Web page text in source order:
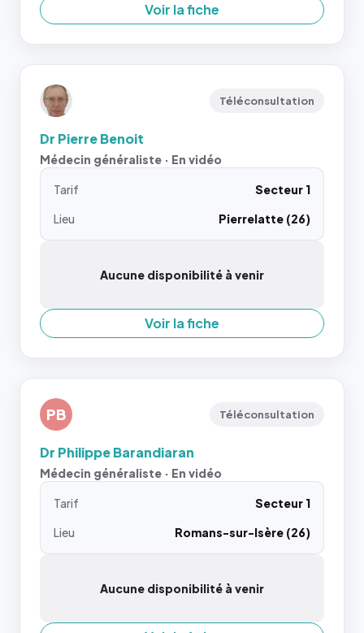
Voir la fiche
Téléconsultation
Dr Pierre Benoit
Médecin généraliste · En vidéo
Tarif
Secteur 1
Lieu
Pierrelatte (26)
Aucune disponibilité à venir
Voir la fiche
PB Téléconsultation
Dr Philippe Barandiaran
Médecin généraliste · En vidéo
Tarif
Secteur 1
Lieu
Romans-sur-Isère (26)
Aucune disponibilité à venir